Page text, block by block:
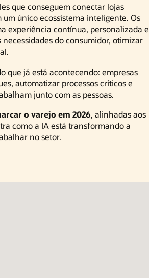
que conseguem conectar lojas
único ecossistema inteligente. Os
experiência contínua, personalizada e
do consumidor, otimizar
que já está acontecendo: empresas
automatizar processos críticos e
junto com as pessoas.
o varejo em 2026, alinhadas aos
como a IA está transformando a
no setor.